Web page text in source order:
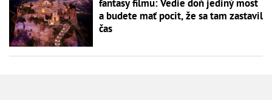
fantasy filmu: Vedie doň jediný most
a budete mať pocit, že sa tam zastavil
čas